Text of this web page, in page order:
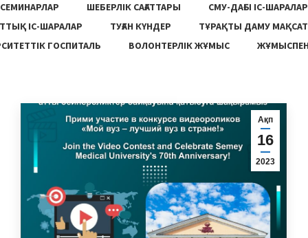
СЕМИНАРЛАР
ШЕБЕРЛІК САҒАТТАРЫ
СМУ-ДАҒЫ ІС-ШАРАЛАР
ІС-ШАРАЛАР
ТУҒАН КҮНДЕР
ТҰРАҚТЫ ДАМУ
ГОСПИТАЛЬ
ВОЛОНТЕРЛІК ЖҰМЫС
Ақп
16
2023